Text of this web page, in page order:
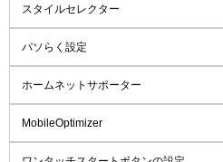
スタイルセレクター
パソらく設定
ホームネットサポーター
MobileOptimizer